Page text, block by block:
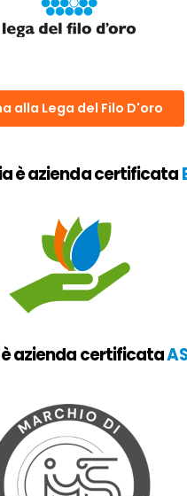
alla Lega del Filo D'oro
è azienda certificata
è azienda certificata